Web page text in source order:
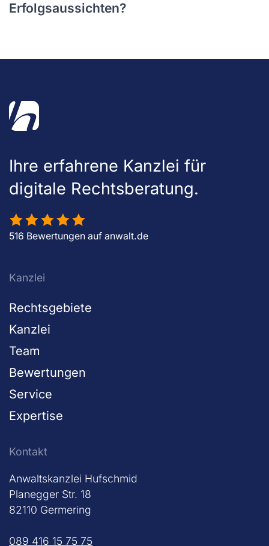
Erfolgsaussichten?
Ihre erfahrene Kanzlei für
digitale Rechtsberatung.
516 Bewertungen auf anwalt.de
Kanzlei
Rechtsgebiete
Kanzlei
Team
Bewertungen
Service
Expertise
Kontakt
Anwaltskanzlei Hufschmid
Planegger Str. 18
82110 Germering
089 416 15 75 75